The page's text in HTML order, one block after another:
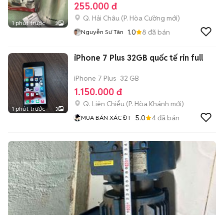
1 phút trước 3
255.000 đ
Q. Hải Châu (P. Hòa Cường mới)
Nguyễn Sư Tân 1.0 8 đã bán
1 phút trước 3
iPhone 7 Plus 32GB quốc tế rin full
iPhone 7 Plus 32 GB
1.150.000 đ
Q. Liên Chiểu (P. Hòa Khánh mới)
MUA BÁN XÁC ĐT 5.0 4đã bán